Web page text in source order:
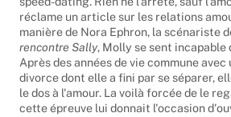
speed-dating. Rien ne l'arrête, sauf
réclame un article sur les relations
manière de Nora Ephron, la scénariste
rencontre Sally, Molly se sent incapable
Après des années de vie commune avec
divorce dont elle a fini par se séparer,
le dos à l'amour. La voilà forcée de le